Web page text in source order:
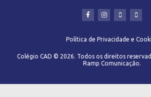
Política de Privacidade e
Colégio CAD © 2026. Todos os direitos
Ramp Comunicação.